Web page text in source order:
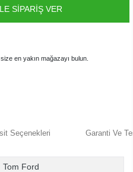
SİPARİŞ VER
en yakın mağazayı bulun.
Seçenekleri Garanti Ve
Tom Ford